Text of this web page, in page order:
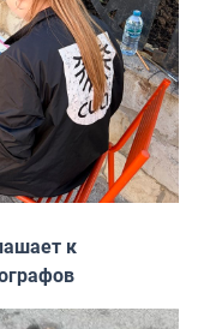
к